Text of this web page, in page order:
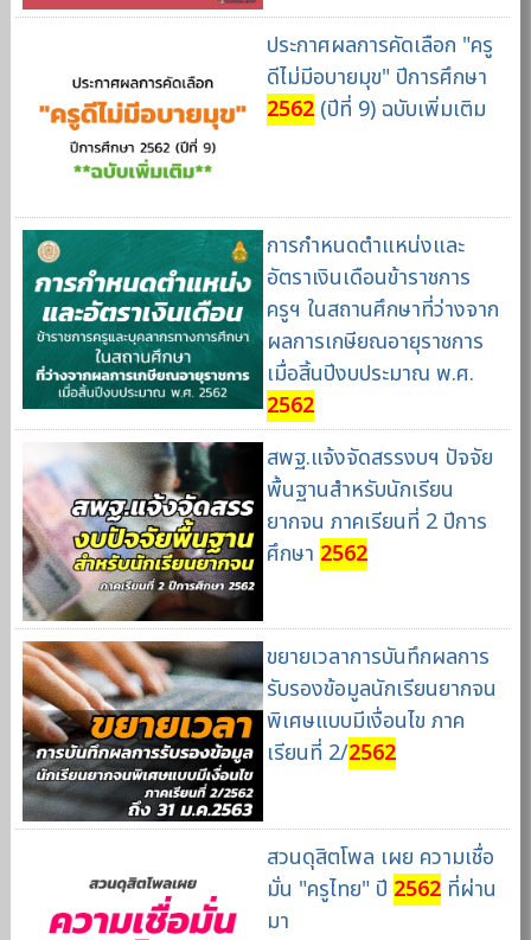
ประกาศผลการคัดเลือก "ครู
ดีไม่มีอบายมุข" ปีการศึกษา
2562(ปีที่ 9) ฉบับเพิ่มเติม
การกำหนดตำแหน่งและ
อัตราเงินเดือนข้าราชการ
ครูฯ ในสถานศึกษาที่ว่างจาก
ผลการเกษียณอายุราชการ
เมื่อสิ้นปีงบประมาณ พ.ศ.
2562
สพฐ.แจ้งจัดสรรงบฯ ปัจจัย
พื้นฐานสำหรับนักเรียน
ยากจน ภาคเรียนที่ 2 ปีการ
ศึกษา 2562
ขยายเวลาการบันทึกผลการ
รับรองข้อมูลนักเรียนยากจน
พิเศษแบบมีเงื่อนไข ภาค
เรียนที่ 2/2562
สวนดุสิตโพล เผย ความเชื่อ
มั่น "ครูไทย" ปี 2562ที่ผ่าน
มา